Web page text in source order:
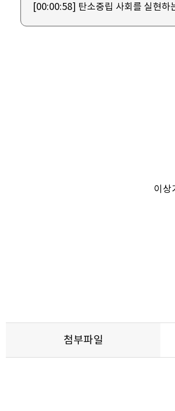
[00:00:58] 탄소중립 사회를 실현하
이상
첨부파일